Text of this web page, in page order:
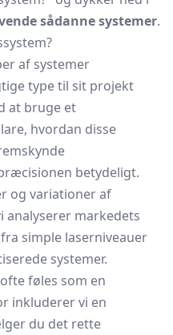
sådanne systemer.
af systemer
type til sit projekt
at bruge et
hvordan disse
betydeligt.
og variationer af
analyserer markedets
simple laserniveauer
systemer.
føles som en
inkluderer vi en
du det rette